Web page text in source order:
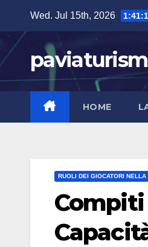
content
Wed. Jul 15th, 2026
HOME
RUOLI DEI GIOCATORI NELLA